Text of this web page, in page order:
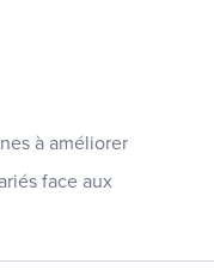
à améliorer
face aux